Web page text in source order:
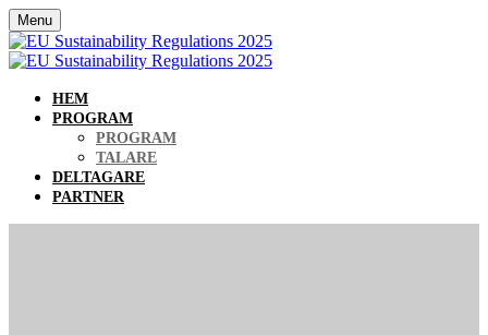
Menu
HEM
PROGRAM
PROGRAM
TALARE
DELTAGARE
PARTNER